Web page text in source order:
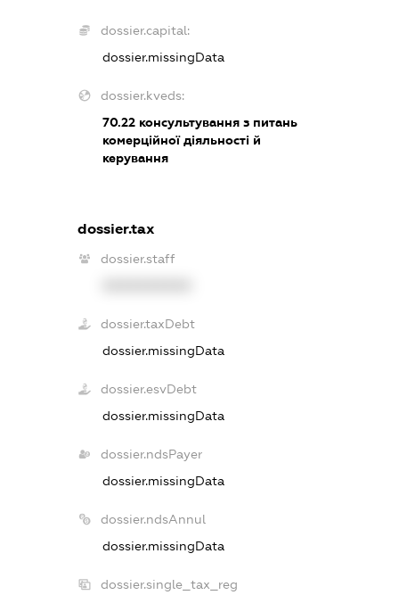
dossier.capital:
dossier.missingData
dossier.kveds:
70.22консультування з питань
комерційної діяльності й
керування
dossier.tax
dossier.staff
dossier.taxDebt
dossier.missingData
dossier.esvDebt
dossier.missingData
dossier.ndsPayer
dossier.missingData
dossier.ndsAnnul
dossier.missingData
dossier.single_tax_reg